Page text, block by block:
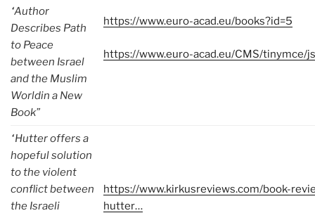
“Author
Describes Path
to Peace
between Israel
and the Muslim
Worldin a New
Book”
https://www.euro-acad.eu/books?id=5
https://www.euro-acad.eu/CMS/tinymce/
“Hutter offers a
hopeful solution
to the violent
conflict between
the Israeli
https://www.kirkusreviews.com/book-
hutter…